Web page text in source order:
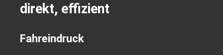
direkt, effizient
Fahreindruck